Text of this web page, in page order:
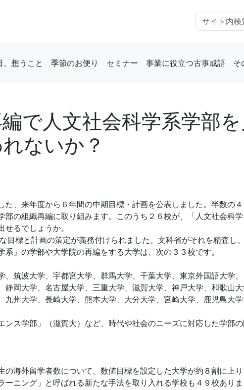
、想うこと 季節のお便り セミナー 事業に役立つ古事成語 そ
で人文社会科学系学部
ないか？
、来年度から６年間の中期目標・計画を公表しました。半数の４
部の組織再編に取り組みます。このうち２６校が、「人文社会科学
るでしょうか。
標と計画の策定が義務付けられました。文科省がそれを精査し、
」の学部や大学院の再編をする大学は、次の３３校です。
筑波大学、宇都宮大学、群馬大学、千葉大学、東京外国語大学、
岡大学、名古屋大学、三重大学、滋賀大学、神戸大学、和歌山
州大学、長崎大学、熊本大学、大分大学、宮崎大学、鹿児島大学
ス学部」（滋賀大）など、時代や社会のニーズに対応した学部
海外留学者数について、数値目標を設定した大学が約８割に上
ニング」と呼ばれる新たな手法を取り入れる学校も４９校ありま